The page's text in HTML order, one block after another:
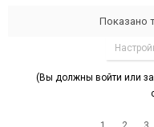
Показано
(Вы должны войти или